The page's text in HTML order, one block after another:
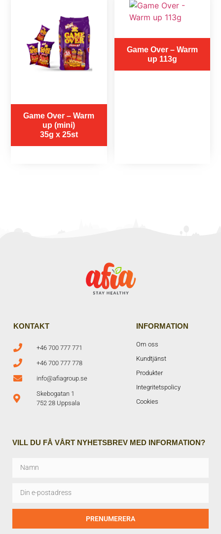
Game Over – Warm
up (mini)
35g x 25st
Game Over – Warm
up 113g
INFORMATION
Om oss
Kundtjänst
Produkter
Integritetspolicy
Cookies
KONTAKT
+46 700 777 771
+46 700 777 778
info@afiagroup.se
Skebogatan 1
752 28 Uppsala
VILL DU FÅ VÅRT NYHETSBREV MED INFORMATION?
PRENUMERERA